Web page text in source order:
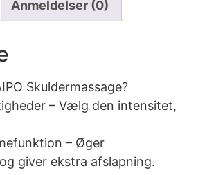
Anmeldelser (0)
Skuldermassage?
– Vælg den intensitet,
– Øger
giver ekstra afslapning.